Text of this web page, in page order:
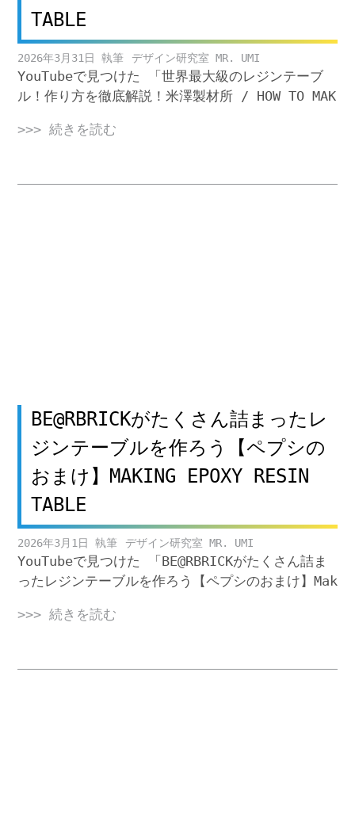
TABLE
2026年3月31日 デザイン研究室 MR. UMI
YouTubeで見つけた 「世界最大級のレジンテーブ
ル！作り方を徹底解説！米澤製材所 / HOW TO MAK
>>> 続きを読む
BE@RBRICKがたくさん詰まったレ
ジンテーブルを作ろう【ペプシの
おまけ】MAKING EPOXY RESIN
TABLE
2026年3月1日 デザイン研究室 MR. UMI
YouTubeで見つけた 「BE@RBRICKがたくさん詰ま
ったレジンテーブルを作ろう【ペプシのおまけ】Mak
>>> 続きを読む